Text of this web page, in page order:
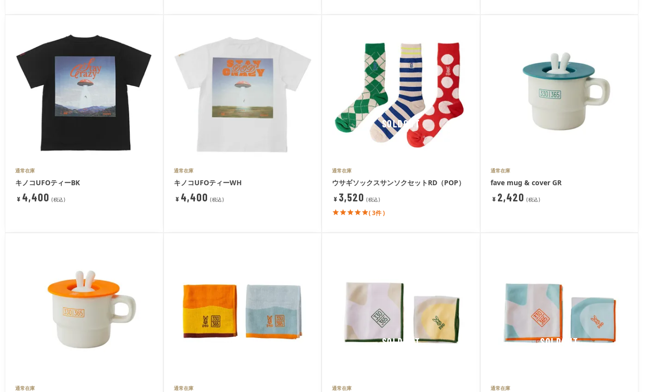
通常在庫
キノコUFOティーBK
¥ 4,400 税込
通常在庫
キノコUFOティーWH
¥ 4,400 税込
通常在庫
ウサギソックスサンソクセットRD（POP）
¥ 3,520 税込
( 3件 )
SOLDOUT
通常在庫
fave mug & cover GR
¥ 2,420 税込
通常在庫 通常在庫
SOLDOUT
通常在庫
SOLDOUT
通常在庫
SOLDOUT